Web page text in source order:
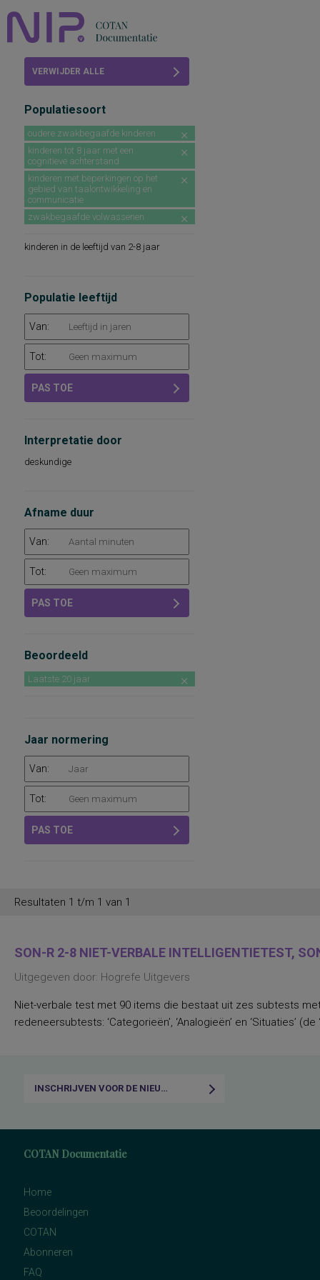
Abonneren
FAQ
VERWIJDER ALLE
Populatiesoort
oudere zwakbegaafde kinderen
kinderen tot 8 jaar met een
cognitieve achterstand
kinderen met beperkingen op het
gebied van taalontwikkeling en
communicatie
zwakbegaafde volwassenen
kinderen in de leeftijd van 2-8 jaar
Populatie leeftijd
Van:
Tot:
PAS TOE
Interpretatie door
deskundige
Afname duur
Van:
Tot:
PAS TOE
Beoordeeld
Laatste 20 jaar
Jaar normering
Van:
Tot:
PAS TOE
Resultaten 1 t/m 1 van 1
SON-R 2-8 NIET-VERBALE INTELLIGENTIETEST,
Uitgegeven door: Hogrefe Uitgevers
Niet-verbale test met 90 items die bestaat uit zes subtests
redeneersubtests: ‘Categorieën’, ‘Analogieën’ en ‘Situaties’
INSCHRIJVEN VOOR DE NIEUWSBRIEF
COTAN Documentatie
Home
Beoordelingen
COTAN
Abonneren
FAQ